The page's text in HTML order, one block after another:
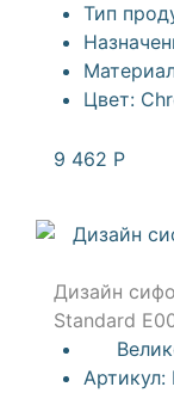
Тип
Цвет:
9 462 Р
Дизайн
Standard
Артикул: